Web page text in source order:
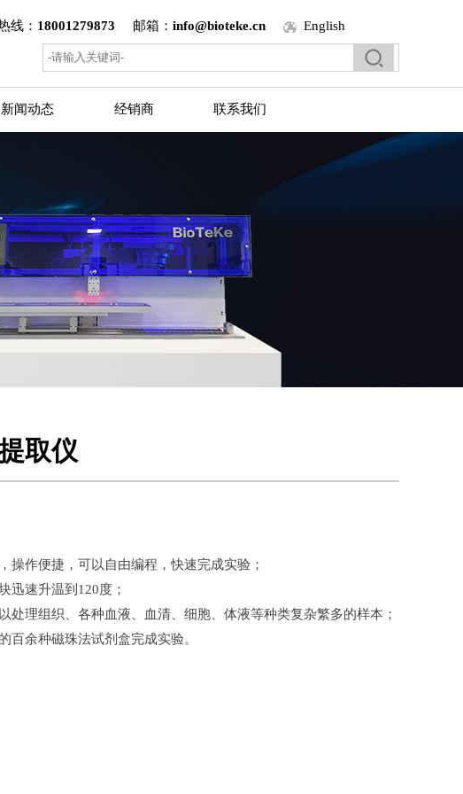
线： 18001279873 邮箱： info@bioteke.cn English
新闻动态 经销商 联系我们
取仪
操作便捷，可以自由编程，快速完成实验；
迅速升温到120度；
处理组织、各种血液、血清、细胞、体液等种类复杂繁多的样本；
百余种磁珠法试剂盒完成实验。